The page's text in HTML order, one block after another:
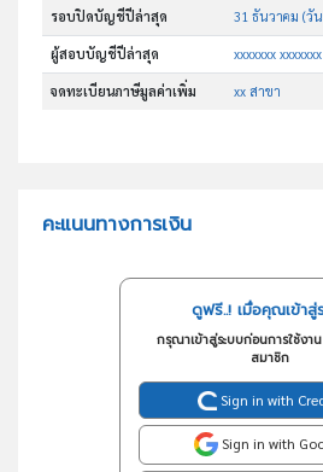
รอบปิดบัญชีปีล่าสุด 31 ธันวาคม (วั
ผู้สอบบัญชีปีล่าสุด xxxxxxx
จดทะเบียนภาษีมูลค่าเพิ่ม xx สาขา
คะแนนทางการเงิน
ดูฟรี..! เมื่อคุณเข้าสู่
กรุณาเข้าสู่ระบบก่อนการใช้งา
สมาชิก
Sign in with
Sign in with